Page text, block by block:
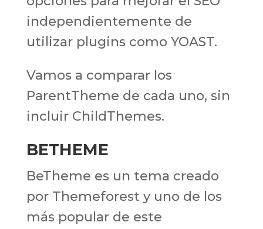
independientemente de
utilizar plugins como YOAST.
Vamos a comparar los
ParentTheme de cada uno, sin
incluir ChildThemes.
BETHEME
BeTheme es un tema creado
por Themeforest y uno de los
más popular de este